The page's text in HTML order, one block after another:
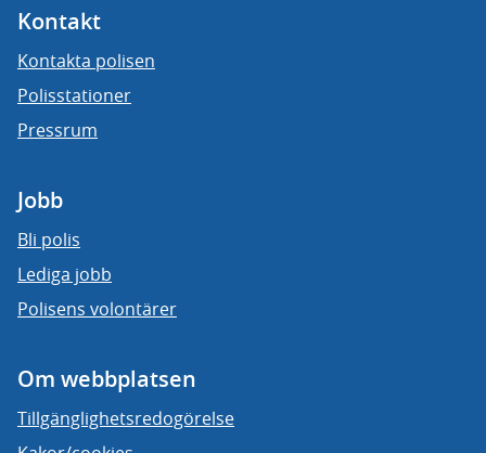
Kontakt
Kontakta polisen
Polisstationer
Pressrum
Jobb
Bli polis
Lediga jobb
Polisens volontärer
Om webbplatsen
Tillgänglighetsredogörelse